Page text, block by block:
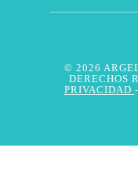
© 2026
DERECHOS
PRIVACIDAD